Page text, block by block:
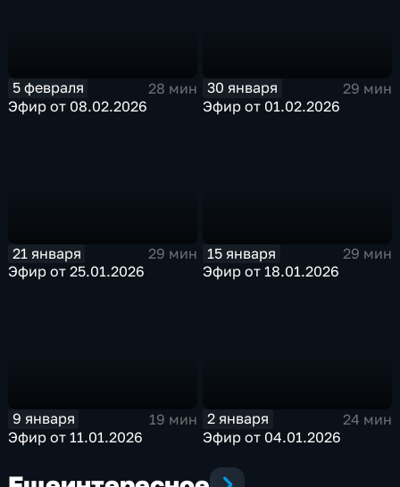
5 февраля
28 мин
Эфир от 08.02.2026
30 января
29 мин
Эфир от 01.02.2026
21 января
29 мин
Эфир от 25.01.2026
15 января
29 мин
Эфир от 18.01.2026
9 января
19 мин
Эфир от 11.01.2026
2 января
24 мин
Эфир от 04.01.2026